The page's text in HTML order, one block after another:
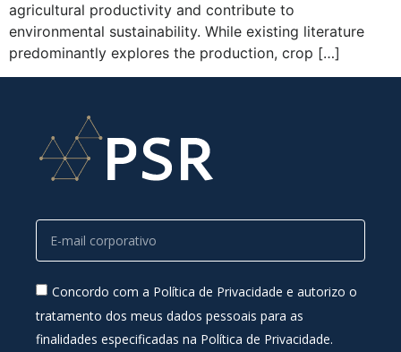
agricultural productivity and contribute to
environmental sustainability. While existing literature
predominantly explores the production, crop […]
Concordo com a Política de Privacidade e autorizo o
tratamento dos meus dados pessoais para as
finalidades especificadas na Política de Privacidade.